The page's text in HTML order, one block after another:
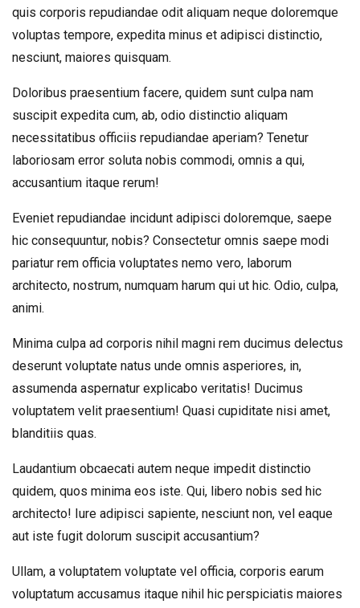
quis corporis repudiandae odit aliquam neque doloremque
voluptas tempore, expedita minus et adipisci distinctio,
nesciunt, maiores quisquam.
Doloribus praesentium facere, quidem sunt culpa nam
suscipit expedita cum, ab, odio distinctio aliquam
necessitatibus officiis repudiandae aperiam? Tenetur
laboriosam error soluta nobis commodi, omnis a qui,
accusantium itaque rerum!
Eveniet repudiandae incidunt adipisci doloremque, saepe
hic consequuntur, nobis? Consectetur omnis saepe modi
pariatur rem officia voluptates nemo vero, laborum
architecto, nostrum, numquam harum qui ut hic. Odio, culpa,
animi.
Minima culpa ad corporis nihil magni rem ducimus delectus
deserunt voluptate natus unde omnis asperiores, in,
assumenda aspernatur explicabo veritatis! Ducimus
voluptatem velit praesentium! Quasi cupiditate nisi amet,
blanditiis quas.
Laudantium obcaecati autem neque impedit distinctio
quidem, quos minima eos iste. Qui, libero nobis sed hic
architecto! Iure adipisci sapiente, nesciunt non, vel eaque
aut iste fugit dolorum suscipit accusantium?
Ullam, a voluptatem voluptate vel officia, corporis earum
voluptatum accusamus itaque nihil hic perspiciatis maiores